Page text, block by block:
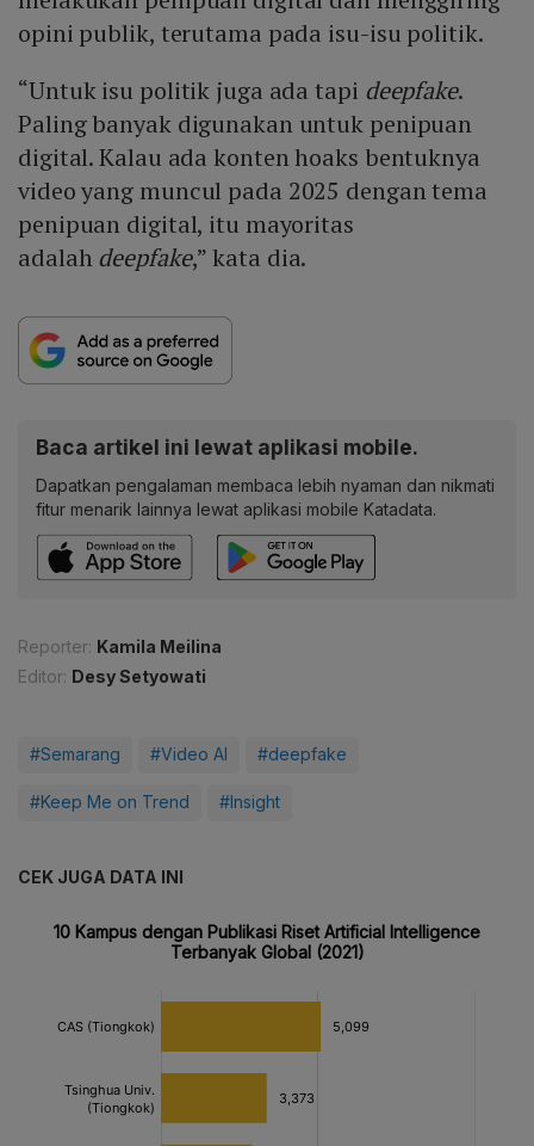
opini publik, terutama pada isu-isu politik.
“Untuk isu politik juga ada tapi deepfake.
Paling banyak digunakan untuk penipuan
digital. Kalau ada konten hoaks bentuknya
video yang muncul pada 2025 dengan tema
penipuan digital, itu mayoritas
adalah deepfake,” kata dia.
Baca artikel ini lewat aplikasi mobile.
Dapatkan pengalaman membaca lebih nyaman dan nikmati
fitur menarik lainnya lewat aplikasi mobile Katadata.
Reporter: Kamila Meilina
Editor: Desy Setyowati
#Semarang #Video AI #deepfake
#Keep Me on Trend #Insight
CEK JUGA DATA INI